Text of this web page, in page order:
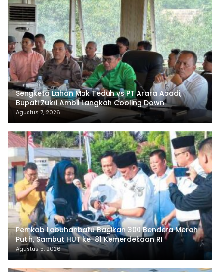
Sengketa Lahan Mak Teduh vs PT Arara Abadi,
Bupati Zukri Ambil Langkah Cooling Down
Agustus 7, 2026
Pemkab Labuhanbatu Bagikan 300 Bendera Merah
Putih, Sambut HUT ke-81 Kemerdekaan RI
Agustus 5, 2026